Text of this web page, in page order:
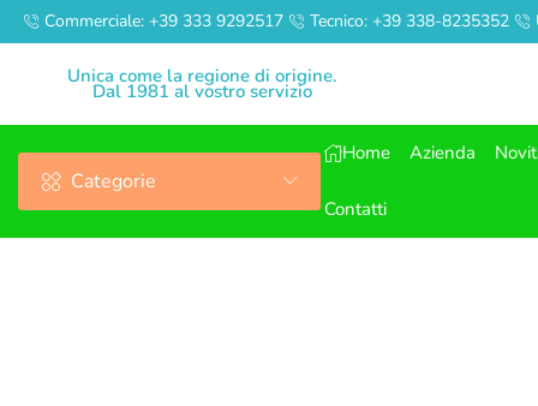
Commerciale: +39 333 9292517 Tecnico: +39 338-8235352
Unica come la regione di origine.
Dal 1981 al vostro servizio
Categorie
Home Azienda
Contatti